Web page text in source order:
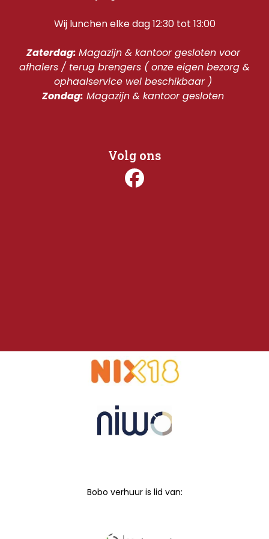
Wij lunchen elke dag 12:30 tot 13:00
Zaterdag: Magazijn & kantoor gesloten voor
afhalers / terug brengers ( onze eigen bezorg &
ophaalservice wel beschikbaar )
Zondag: Magazijn & kantoor gesloten
Volg ons
Bobo verhuur is lid van: